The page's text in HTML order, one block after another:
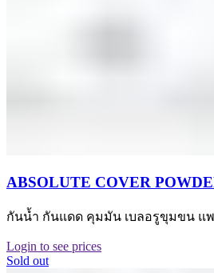
ABSOLUTE COVER
กันน้ำ กันแดด คุมมัน เบลอรูขุมขน แ
Login to see prices
Sold out